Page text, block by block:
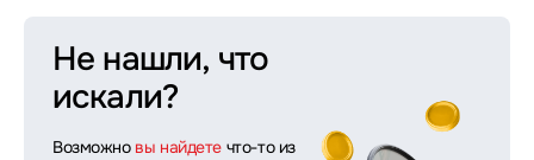
Не нашли, что
искали?
Возможно вы найдете что-то из